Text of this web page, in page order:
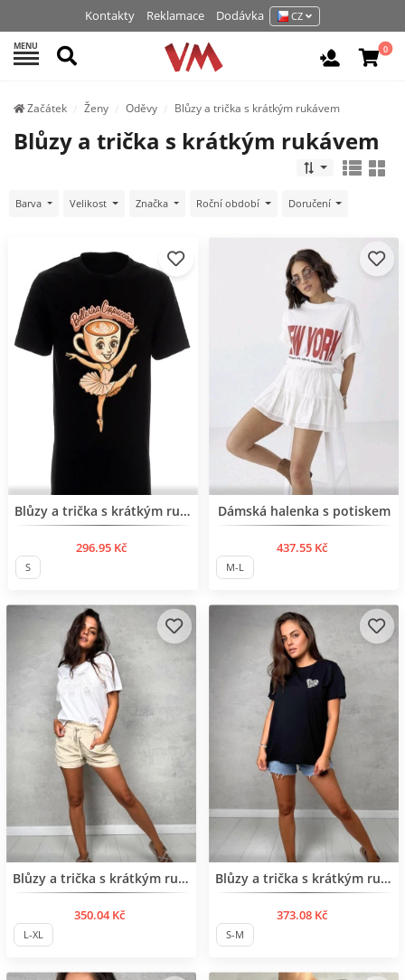
Kontakty Reklamace Dodávka CZ
MENU Hledat Vchod /
0
Začátek Ženy Oděvy Blůzy a trička s krátkým rukávem
Blůzy a trička s krátkým rukávem
Barva Velikost Značka Roční období Doručení
Blůzy a trička s krátkým rukávem
296.95 Kč
S
Нов продукт
Dámská halenka s potiskem
437.55 Kč
M-L
Нов продуктBlůzy a trička s krátkým rukávem
350.04 Kč
L-XL
Нов продуктBlůzy a trička s krátkým rukávem
373.08 Kč
S-M